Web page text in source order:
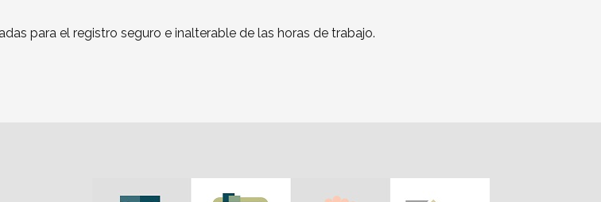
para el registro seguro e inalterable de las horas de trabajo.